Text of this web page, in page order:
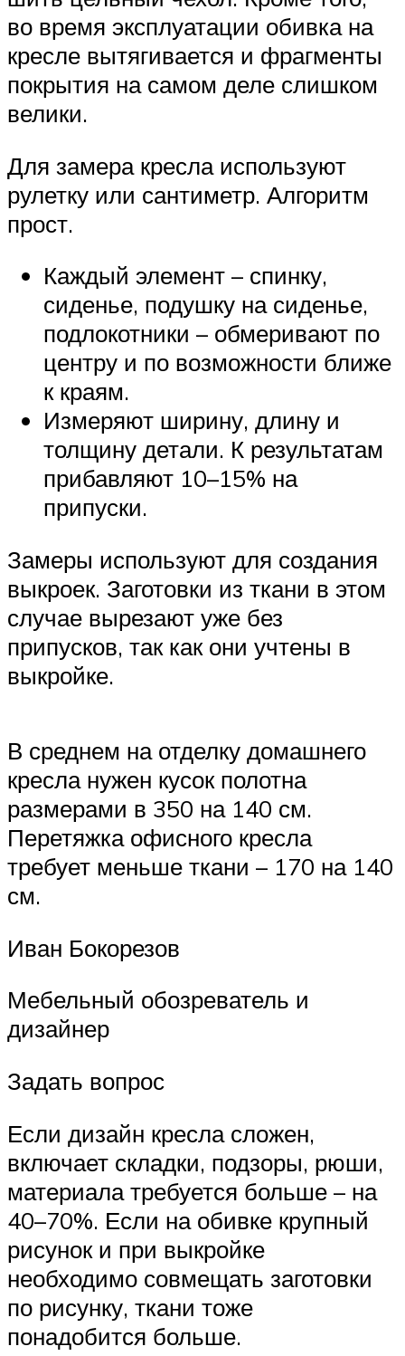
во время эксплуатации обивка на
кресле вытягивается и фрагменты
покрытия на самом деле слишком
велики.
Для замера кресла используют
рулетку или сантиметр. Алгоритм
прост.
Каждый элемент – спинку,
сиденье, подушку на сиденье,
подлокотники – обмеривают по
центру и по возможности ближе
к краям.
Измеряют ширину, длину и
толщину детали. К результатам
прибавляют 10–15% на
припуски.
Замеры используют для создания
выкроек. Заготовки из ткани в этом
случае вырезают уже без
припусков, так как они учтены в
выкройке.
В среднем на отделку домашнего
кресла нужен кусок полотна
размерами в 350 на 140 см.
Перетяжка офисного кресла
требует меньше ткани – 170 на 140
см.
Иван Бокорезов
Мебельный обозреватель и
дизайнер
Задать вопрос
Если дизайн кресла сложен,
включает складки, подзоры, рюши,
материала требуется больше – на
40–70%. Если на обивке крупный
рисунок и при выкройке
необходимо совмещать заготовки
по рисунку, ткани тоже
понадобится больше.